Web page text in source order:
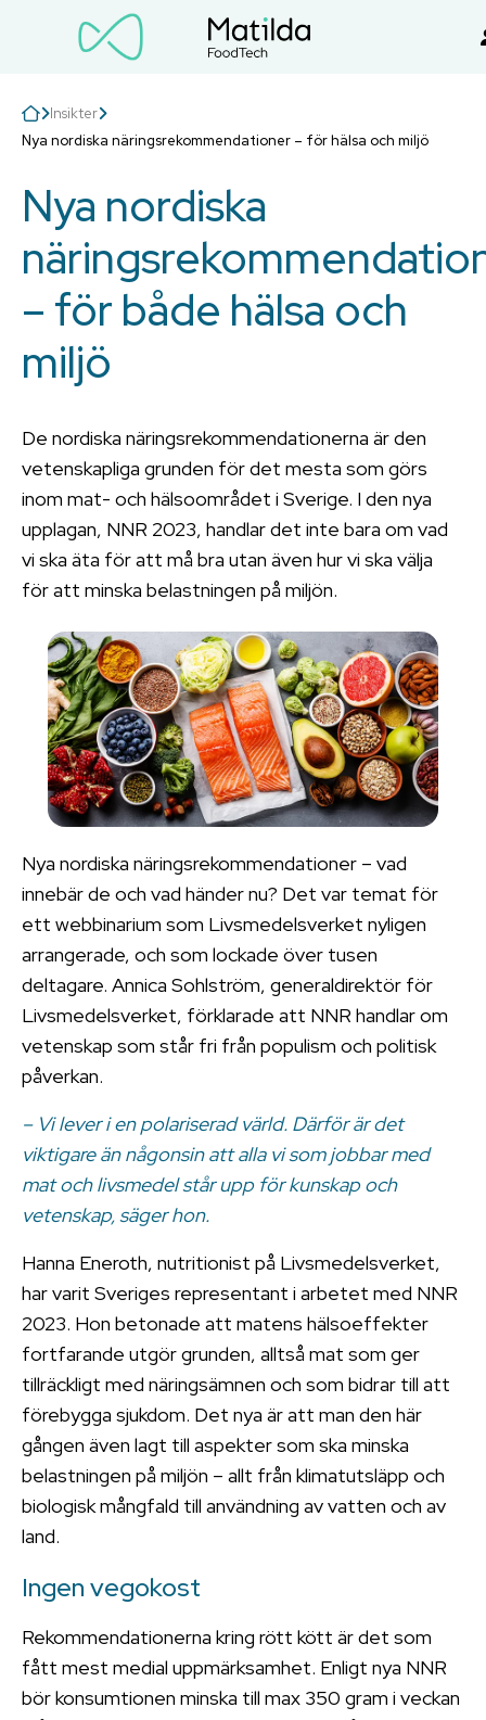
Insikter
Nya nordiska näringsrekommendationer – för hälsa och miljö
Nya nordiska
– för både hälsa och
miljö
De nordiska näringsrekommendationerna är den
vetenskapliga grunden för det mesta som görs
inom mat- och hälsoområdet i Sverige. I den nya
upplagan, NNR 2023, handlar det inte bara om vad
vi ska äta för att må bra utan även hur vi ska välja
för att minska belastningen på miljön.
Nya nordiska näringsrekommendationer – vad
innebär de och vad händer nu? Det var temat för
ett webbinarium som Livsmedelsverket nyligen
arrangerade, och som lockade över tusen
deltagare. Annica Sohlström, generaldirektör för
Livsmedelsverket, förklarade att NNR handlar om
vetenskap som står fri från populism och politisk
påverkan.
– Vi lever i en polariserad värld. Därför är det
viktigare än någonsin att alla vi som jobbar med
mat och livsmedel står upp för kunskap och
vetenskap, säger hon.
Hanna Eneroth, nutritionist på Livsmedelsverket,
har varit Sveriges representant i arbetet med NNR
2023. Hon betonade att matens hälsoeffekter
fortfarande utgör grunden, alltså mat som ger
tillräckligt med näringsämnen och som bidrar till att
förebygga sjukdom. Det nya är att man den här
gången även lagt till aspekter som ska minska
belastningen på miljön – allt från klimatutsläpp och
biologisk mångfald till användning av vatten och av
land.
Ingen vegokost
Rekommendationerna kring rött kött är det som
fått mest medial uppmärksamhet. Enligt nya NNR
bör konsumtionen minska till max 350 gram i veckan